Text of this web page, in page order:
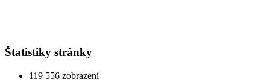
Štatistiky stránky
119 556 zobrazení